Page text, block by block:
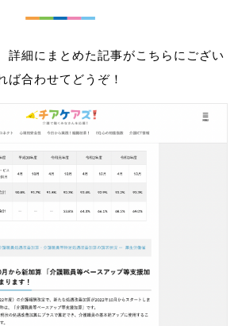
詳細にまとめた記事がこちらにござい
ば合わせてどうぞ！